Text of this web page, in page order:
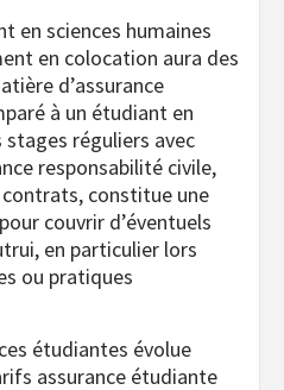
en sciences humaines
en colocation aura des
d’assurance
à un étudiant en
réguliers avec
responsabilité civile,
constitue une
couvrir d’éventuels
en particulier lors
ou pratiques
étudiantes évolue
assurance étudiante